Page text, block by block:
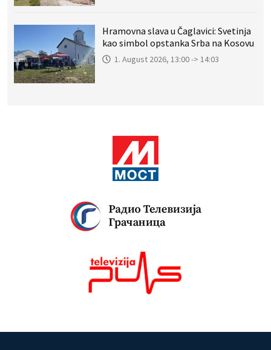
Hramovna slava u Čaglavici: Svetinja
kao simbol opstanka Srba na Kosovu
1. August 2026, 13:00 -> 14:03